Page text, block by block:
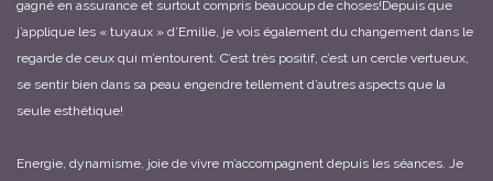
gagné en assurance et surtout compris beaucoup de choses!Depuis que
j’applique les « tuyaux » d’Emilie, je vois également du changement dans le
regarde de ceux qui m’entourent. C’est très positif, c’est un cercle vertueux,
se sentir bien dans sa peau engendre tellement d’autres aspects que la
seule esthétique!
Energie, dynamisme, joie de vivre m’accompagnent depuis les séances. Je